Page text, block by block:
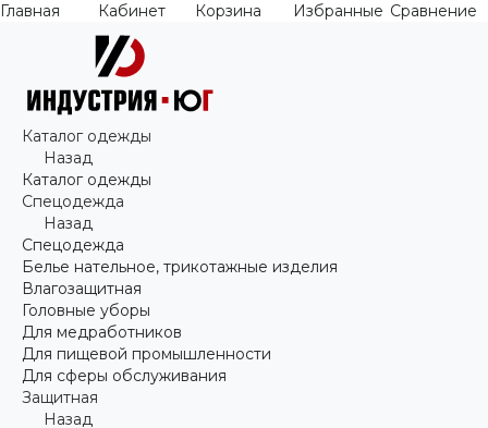
Главная Кабинет Корзина Избранные Сравнение
Каталог одежды
Назад
Каталог одежды
Спецодежда
Назад
Спецодежда
Белье нательное, трикотажные изделия
Влагозащитная
Головные уборы
Для медработников
Для пищевой промышленности
Для сферы обслуживания
Защитная
Назад